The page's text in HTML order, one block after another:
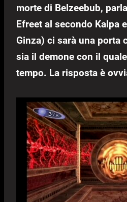
morte di Belzeebub,
Efreet al secondo Kalpa
Ginza) ci sarà una porta
sia il demone con il
tempo. La risposta è